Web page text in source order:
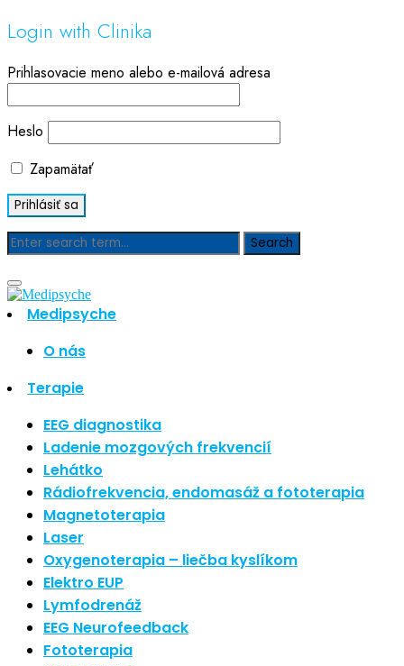
Login with Clinika
Prihlasovacie meno alebo e-mailová adresa
Heslo
Zapamätať
Medipsyche
O nás
Terapie
EEG diagnostika
Ladenie mozgových frekvencií
Lehátko
Rádiofrekvencia, endomasáž a fototerapia
Magnetoterapia
Laser
Oxygenoterapia – liečba kyslíkom
Elektro EUP
Lymfodrenáž
EEG Neurofeedback
Fototerapia
Blog
Hľadať
Najnovšie články
Nové polarizované svetlo
So psoriázou netreba žiť
Rozšírenie služieb
Hudba a vývoj mozgu
Najnovšie komentáre
Žiadne komentáre na zobrazenie.
Archív